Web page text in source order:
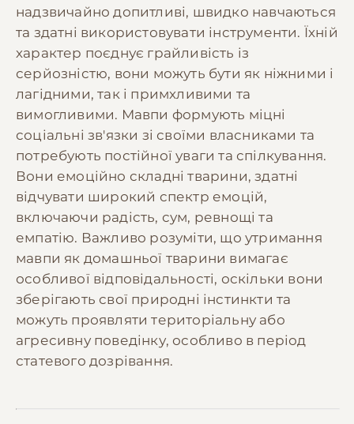
надзвичайно допитливі, швидко навчаються
та здатні використовувати інструменти. Їхній
характер поєднує грайливість із
серйозністю, вони можуть бути як ніжними і
лагідними, так і примхливими та
вимогливими. Мавпи формують міцні
соціальні зв'язки зі своїми власниками та
потребують постійної уваги та спілкування.
Вони емоційно складні тварини, здатні
відчувати широкий спектр емоцій,
включаючи радість, сум, ревнощі та
емпатію. Важливо розуміти, що утримання
мавпи як домашньої тварини вимагає
особливої відповідальності, оскільки вони
зберігають свої природні інстинкти та
можуть проявляти територіальну або
агресивну поведінку, особливо в період
статевого дозрівання.